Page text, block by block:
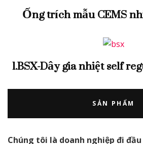
Ống trích mẫu CEMS
1.BSX-Dây gia nhiệt self
SẢN PHẨM
Chúng tôi là doanh nghiệp đi